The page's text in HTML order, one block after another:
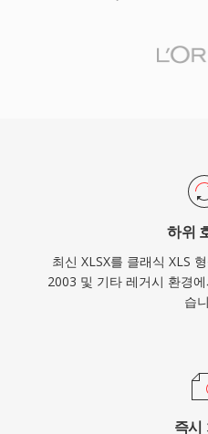
하위
최신 XLSX를 클래식 XLS
2003 및 기타 레거시 환경
습
즉시